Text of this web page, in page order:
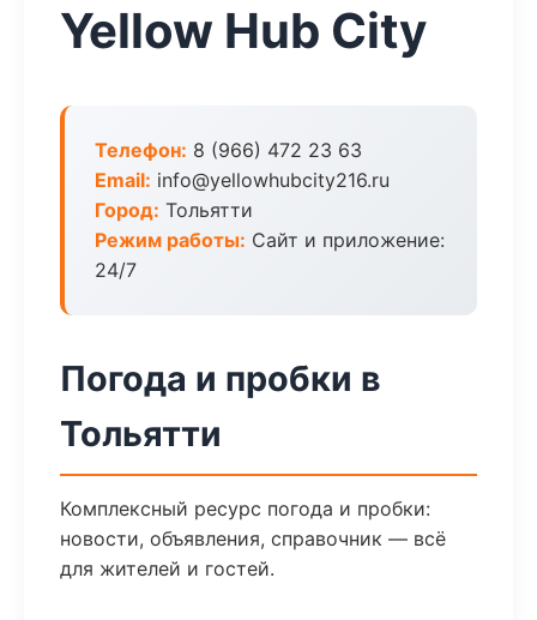
Yellow Hub City
Телефон: 8 (966) 472 23 63
Email: info@yellowhubcity216.ru
Город: Тольятти
Режим работы: Сайт и приложение:
24/7
Погода и пробки в
Тольятти
Комплексный ресурс погода и пробки:
новости, объявления, справочник — всё
для жителей и гостей.